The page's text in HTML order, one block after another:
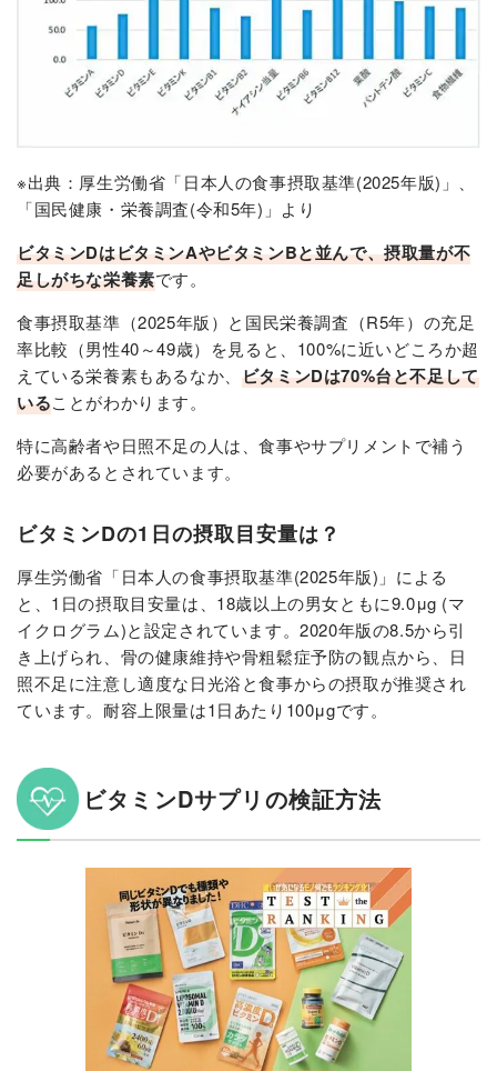
※出典： 厚生労働省「日本人の食事摂取基準(2025年版)」 、
「国民健康・栄養調査(令和5年)」より
ビタミンDはビタミンAやビタミンBと並んで、摂取量が不
足しがちな栄養素です。
食事摂取基準（2025年版）と国民栄養調査（R5年）の充足
率比較（男性40～49歳）を見ると、100%に近いどころか超
えている栄養素もあるなか、 ビタミンDは70%台と不足して
いることがわかります。
特に高齢者や日照不足の人は、食事やサプリメントで補う
必要があるとされています。
ビタミンDの1日の摂取目安量は？
厚生労働省「日本人の食事摂取基準(2025年版)」による
と、1日の摂取目安量は、18歳以上の男女ともに9.0μg (マ
イクログラム)と設定されています。2020年版の8.5から引
き上げられ、骨の健康維持や骨粗鬆症予防の観点から、日
照不足に注意し適度な日光浴と食事からの摂取が推奨され
ています。耐容上限量は1日あたり100μgです。
ビタミンDサプリの検証方法